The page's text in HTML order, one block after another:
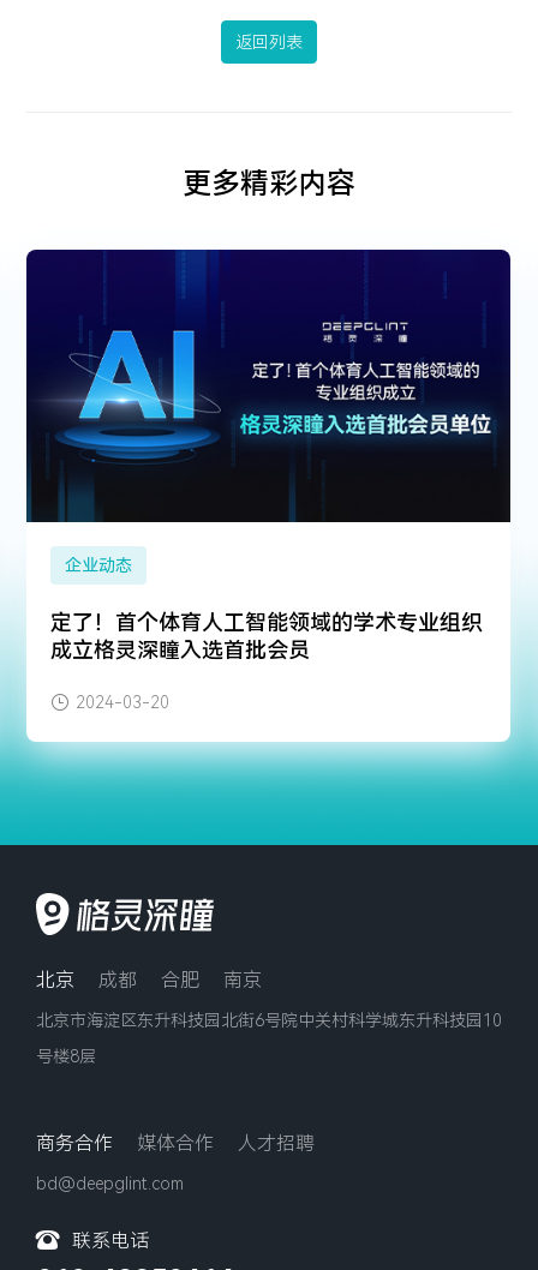
返回列表
更多精彩内容
企业动态
定了！首个体育人工智能领域的学术专业组织
成立格灵深瞳入选首批会员
2024-03-20
北京 成都 合肥 南京
北京市海淀区东升科技园北街6号院中关村科学城东升科技园10
号楼8层
商务合作 媒体合作 人才招聘
bd@deepglint.com
联系电话